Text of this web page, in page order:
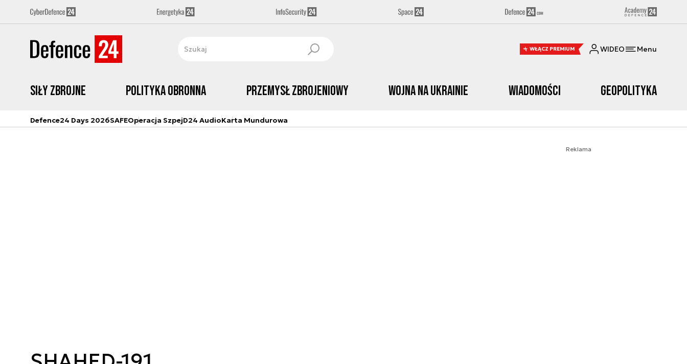
WŁĄCZ PREMIUM WIDEO Menu
Siły zbrojne Polityka obronna Przemysł Zbrojeniowy Wojna na Ukrainie Wiadomości Geopolityka
Defence24 Days 2026SAFEOperacja SzpejD24 AudioKarta Mundurowa
Reklama